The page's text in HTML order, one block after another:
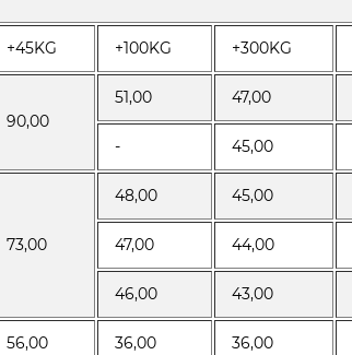
+45KG +100KG +300KG
90,00
51,00 47,00
- 45,00
73,00
48,00 45,00
47,00 44,00
46,00 43,00
56,00 36,00 36,00